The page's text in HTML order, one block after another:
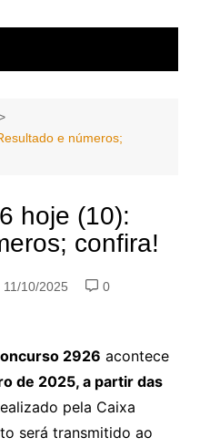
e números;
hoje (10):
confira!
11/10/2025
0
2926 acontece
de 2025, a partir das
pela Caixa
será transmitido ao